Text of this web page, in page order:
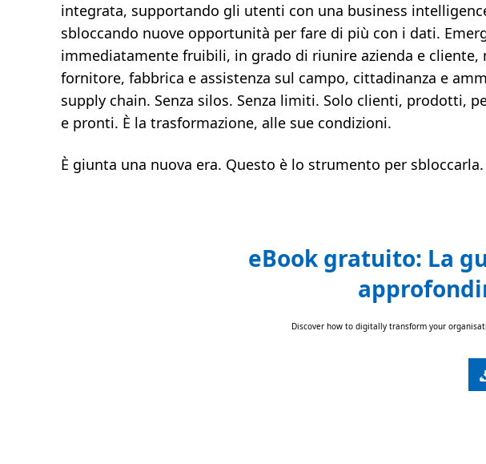
integrata, supportando gli utenti con una business
sbloccando nuove opportunità per fare di più con i dati.
immediatamente fruibili, in grado di riunire azienda e cliente,
fornitore, fabbrica e assistenza sul campo, cittadinanza e
supply chain. Senza silos. Senza limiti. Solo clienti, prodotti,
e pronti. È la trasformazione, alle sue condizioni.
È giunta una nuova era. Questo è lo strumento per sbloccarla.
eBook gratuito: La
Discover how to digitally transform your